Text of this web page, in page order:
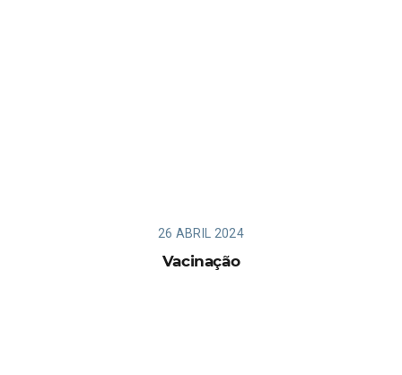
26 ABRIL 2024
Vacinação